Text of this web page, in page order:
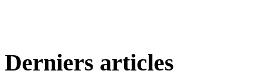
Derniers articles